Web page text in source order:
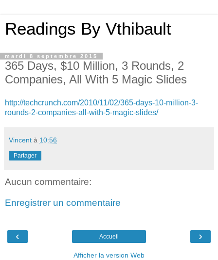
Readings By Vthibault
mardi 8 septembre 2015
365 Days, $10 Million, 3 Rounds, 2
Companies, All With 5 Magic Slides
http://techcrunch.com/2010/11/02/365-days-10-million-3-
rounds-2-companies-all-with-5-magic-slides/
Vincent à 10:56
Partager
Aucun commentaire:
Enregistrer un commentaire
‹ ›
Accueil
Afficher la version Web